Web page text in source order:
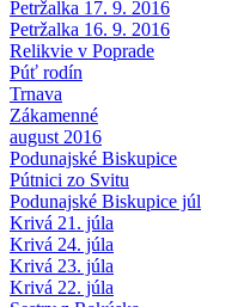
Petržalka 17. 9. 2016
Petržalka 16. 9. 2016
Relikvie v Poprade
Púť rodín
Trnava
Zákamenné
august 2016
Podunajské Biskupice
Pútnici zo Svitu
Podunajské Biskupice júl
Krivá 21. júla
Krivá 24. júla
Krivá 23. júla
Krivá 22. júla